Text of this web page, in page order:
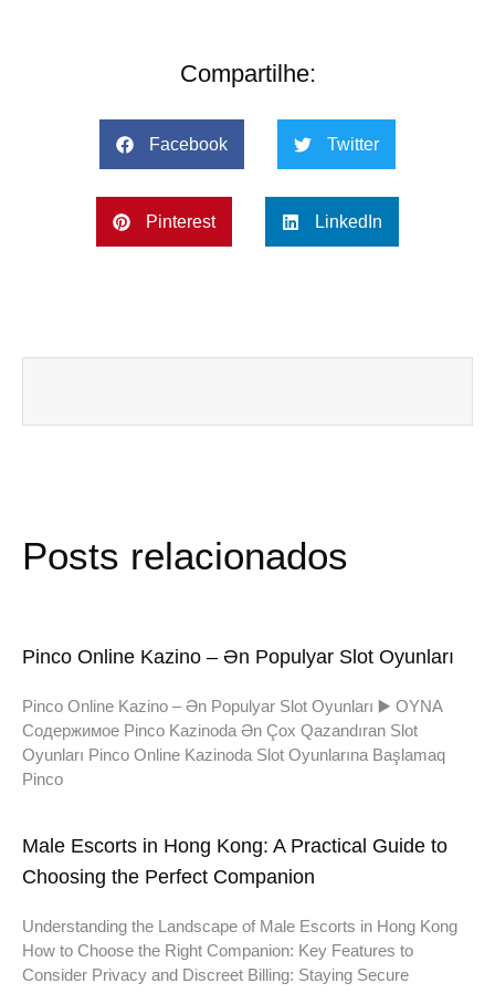
Compartilhe:
Facebook Twitter
Pinterest LinkedIn
Posts relacionados
Pinco Online Kazino – Ən Populyar Slot Oyunları
Pinco Online Kazino – Ən Populyar Slot Oyunları ▶️ OYNA
Содержимое Pinco Kazinoda Ən Çox Qazandıran Slot
Oyunları Pinco Online Kazinoda Slot Oyunlarına Başlamaq
Pinco
Male Escorts in Hong Kong: A Practical Guide to
Choosing the Perfect Companion
Understanding the Landscape of Male Escorts in Hong Kong
How to Choose the Right Companion: Key Features to
Consider Privacy and Discreet Billing: Staying Secure